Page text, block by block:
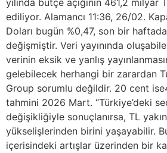
yılında bütçe açığının 461,2 milyar
ediliyor. Alamancı 11:36, 26/02.
Doları bugün %0,47, son bir
değişmiştir. Veri yayınında
verinin eksik ve yanlış
gelebilecek herhangi bir zarardan
Group sorumlu değildir. 20 cent
tahmini 2026 Mart. “Türkiye’deki
değişikliğiyle sonuçlanırsa, TL
yükselişlerinden birini yaşayabilir.
içerisindeki artışlar üzerinden bir